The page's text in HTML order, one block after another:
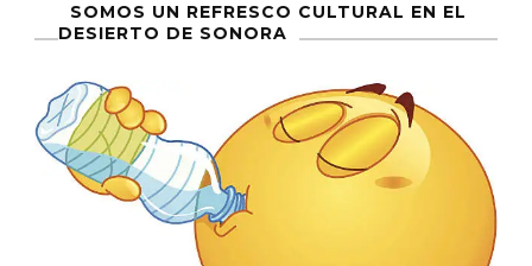
SOMOS UN REFRESCO CULTURAL EN EL
DESIERTO DE SONORA